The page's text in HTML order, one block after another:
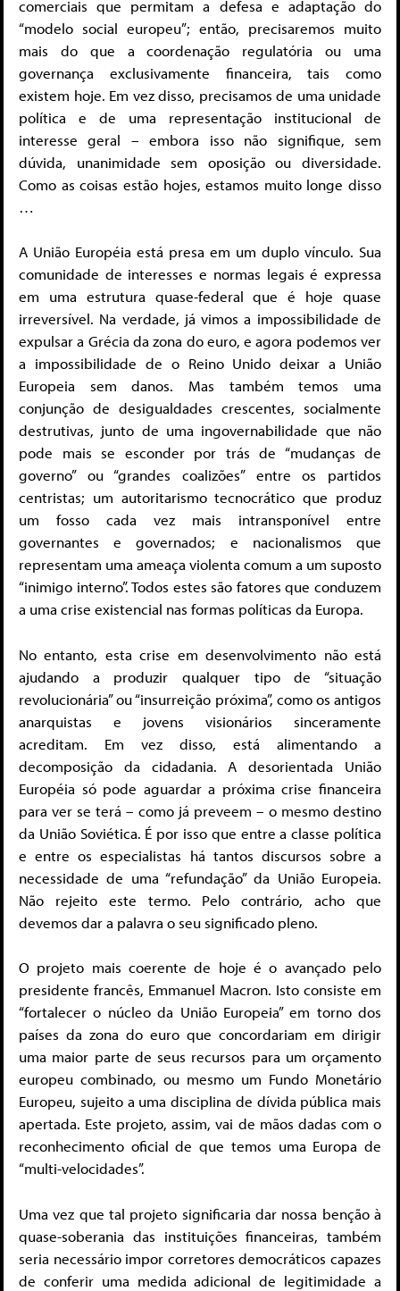
comerciais que permitam a defesa e adaptação do
“modelo social europeu”; então, precisaremos muito
mais do que a coordenação regulatória ou uma
governança exclusivamente financeira, tais como
existem hoje. Em vez disso, precisamos de uma unidade
política e de uma representação institucional de
interesse geral – embora isso não signifique, sem
dúvida, unanimidade sem oposição ou diversidade.
Como as coisas estão hojes, estamos muito longe disso
…
A União Européia está presa em um duplo vínculo. Sua
comunidade de interesses e normas legais é expressa
em uma estrutura quase-federal que é hoje quase
irreversível. Na verdade, já vimos a impossibilidade de
expulsar a Grécia da zona do euro, e agora podemos ver
a impossibilidade de o Reino Unido deixar a União
Europeia sem danos. Mas também temos uma
conjunção de desigualdades crescentes, socialmente
destrutivas, junto de uma ingovernabilidade que não
pode mais se esconder por trás de “mudanças de
governo” ou “grandes coalizões” entre os partidos
centristas; um autoritarismo tecnocrático que produz
um fosso cada vez mais intransponível entre
governantes e governados; e nacionalismos que
representam uma ameaça violenta comum a um suposto
“inimigo interno”. Todos estes são fatores que conduzem
a uma crise existencial nas formas políticas da Europa.
No entanto, esta crise em desenvolvimento não está
ajudando a produzir qualquer tipo de “situação
revolucionária” ou “insurreição próxima”, como os antigos
anarquistas e jovens visionários sinceramente
acreditam. Em vez disso, está alimentando a
decomposição da cidadania. A desorientada União
Européia só pode aguardar a próxima crise financeira
para ver se terá – como já preveem – o mesmo destino
da União Soviética. É por isso que entre a classe política
e entre os especialistas há tantos discursos sobre a
necessidade de uma “refundação” da União Europeia.
Não rejeito este termo. Pelo contrário, acho que
devemos dar a palavra o seu significado pleno.
O projeto mais coerente de hoje é o avançado pelo
presidente francês, Emmanuel Macron. Isto consiste em
“fortalecer o núcleo da União Europeia” em torno dos
países da zona do euro que concordariam em dirigir
uma maior parte de seus recursos para um orçamento
europeu combinado, ou mesmo um Fundo Monetário
Europeu, sujeito a uma disciplina de dívida pública mais
apertada. Este projeto, assim, vai de mãos dadas com o
reconhecimento oficial de que temos uma Europa de
“multi-velocidades”.
Uma vez que tal projeto significaria dar nossa benção à
quase-soberania das instituições financeiras, também
seria necessário impor corretores democráticos capazes
de conferir uma medida adicional de legitimidade a